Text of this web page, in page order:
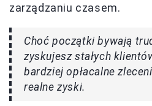
zarządzaniu czasem.
Choć początki bywają
zyskujesz stałych
bardziej opłacalne
realne zyski.